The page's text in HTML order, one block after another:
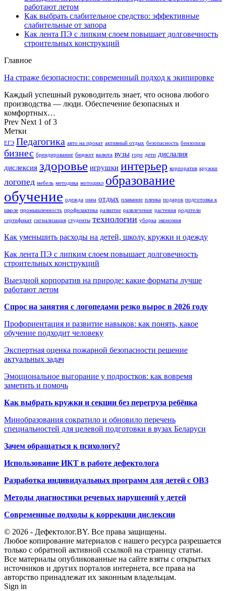
работают летом
Как выбрать слабительное средство: эффективные
слабительные от запора
Как лента ПЭ с липким слоем повышает долговечность
строительных конструкций
Главное
На страже безопасности: современный подход к экипировке
Каждый успешный руководитель знает, что основа любого
производства — люди. Обеспечение безопасных и
комфортных…
Prev Next 1 of 3
Метки
ЕГЭ Педагогика авто на прокат активный отдых безопасность бензопила
бизнес брендирование бюджет валюта вузы горе дети дислалия
дислексия здоровье игрушки интерьер корпоратив кружки
логопед мебель методика мотоцикл образование
обучение одежда окна отдых плавание пленка подарок подготовка к
школе промышленность профилактика развитие развлечение растения родители
сертификат сигнализация студенты технологии уборка экономия
Как уменьшить расходы на детей, школу, кружки и одежду
Как лента ПЭ с липким слоем повышает долговечность
строительных конструкций
Выездной корпоратив на природе: какие форматы лучше
работают летом
Спрос на занятия с логопедами резко вырос в 2026 году
Профориентация и развитие навыков: как понять, какое
обучение подходит человеку
Экспертная оценка пожарной безопасности решение
актуальных задач
Эмоциональное выгорание у подростков: как вовремя
заметить и помочь
Как выбрать кружки и секции без перегруза ребёнка
Минобразования сократило и обновило перечень
специальностей для целевой подготовки в вузах Беларуси
Зачем обращаться к психологу?
Использование ИКТ в работе дефектолога
Разработка индивидуальных программ для детей с ОВЗ
Методы диагностики речевых нарушений у детей
Современные подходы к коррекции дислексии
© 2026 - Дефектолог.BY. Все права защищены.
Любое копирование материалов с нашего ресурса разрешается
только с обратной активной ссылкой на страницу статьи.
Все материалы опубликованные на сайте взяты с открытых
источников и других порталов интернета, все права на
авторство принадлежат их законным владельцам.
Sign in